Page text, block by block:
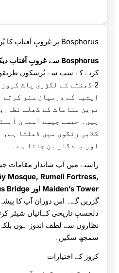
Bosphorus پر غروبِ آفتاب کا پُرسکون تجربہ
Bosphorus سے غروبِ آفتاب دیکھنا
کرنے کے سب سے پُرسکون
2 گھنٹے کے لگژری یاٹ
ایشیا کے درمیان سفر کرتے
ترین مقامات کے کھلے
ہیں۔ جیسے جیسے آسمان
گلابی رنگوں میں ڈھلتا
اور یادگار بن جاتا ہے۔
راستے میں آپ شاندار مقامات
Mosque, Rumeli Fortress,
Maiden’s Tower اور Bosphorus Bridge
گزریں گے۔ اس دوران آپ کا
دلچسپ تاریخی کہانیاں شیئر
نظاروں سے لطف اندوز ہوں
سمجھ سکیں۔
کروز کے اختیارات